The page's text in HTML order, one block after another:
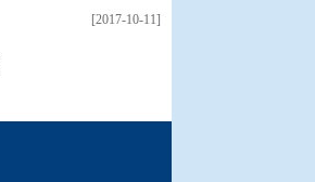
[2017-10-11]